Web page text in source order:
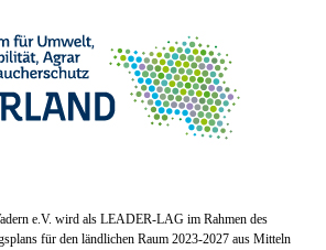
e.V. wird als LEADER-LAG im Rahmen des
für den ländlichen Raum 2023-2027 aus Mitteln